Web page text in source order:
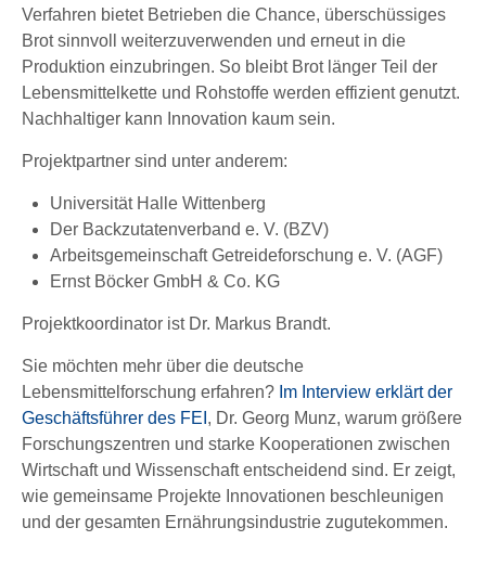
Verfahren bietet Betrieben die Chance, überschüssiges
Brot sinnvoll weiterzuverwenden und erneut in die
Produktion einzubringen. So bleibt Brot länger Teil der
Lebensmittelkette und Rohstoffe werden effizient genutzt.
Nachhaltiger kann Innovation kaum sein.
Projektpartner sind unter anderem:
Universität Halle Wittenberg
Der Backzutatenverband e. V. (BZV)
Arbeitsgemeinschaft Getreideforschung e. V. (AGF)
Ernst Böcker GmbH & Co. KG
Projektkoordinator ist Dr. Markus Brandt.
Sie möchten mehr über die deutsche
Lebensmittelforschung erfahren? Im Interview erklärt der
Geschäftsführer des FEI , Dr. Georg Munz, warum größere
Forschungszentren und starke Kooperationen zwischen
Wirtschaft und Wissenschaft entscheidend sind. Er zeigt,
wie gemeinsame Projekte Innovationen beschleunigen
und der gesamten Ernährungsindustrie zugutekommen.